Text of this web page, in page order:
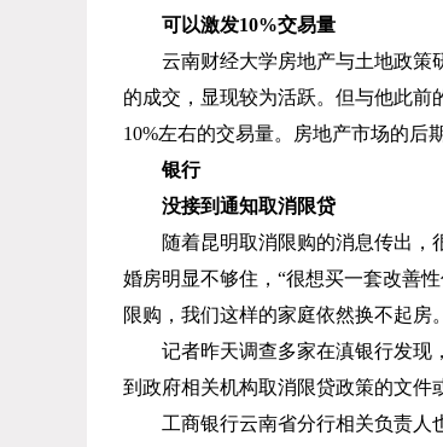
可以激发10%交易量
云南财经大学房地产与土地政策
的成交，显现较为活跃。但与他此
10%左右的交易量。房地产市场的后
银行
没接到通知取消限贷
随着昆明取消限购的消息传出
婚房明显不够住，“很想买一套改善
限购，我们这样的家庭依然换不起房
记者昨天调查多家在滇银行发现
到政府相关机构取消限贷政策的文件
工商银行云南省分行相关负责人